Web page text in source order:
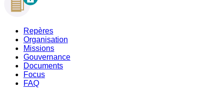
Repères
Organisation
Missions
Gouvernance
Documents
Focus
FAQ